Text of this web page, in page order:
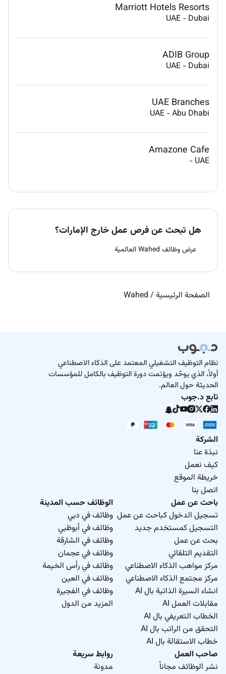
Marriott Hotels Resorts
UAE - Dubai
ADIB Group
UAE - Dubai
UAE Branches
UAE -Abu Dhabi
Amazone Cafe
UAE
-
هل تبحث عن فرص عمل خارج الإمارات؟
عرض وظائف Wahed العالمية
الصفحة الرئيسية /
Wahed
نظام التوظيف التشغيلي المعتمد على الذكاء الاصطناعي
أولاً، الذي يوحّد ويؤتمت دورة التوظيف بالكامل للمؤسسات
الحديثة حول العالم.
تابع د.جوب
الشركة
نبذة عنا
كيف نعمل
خريطة الموقع
اتصل بنا
باحث عن عمل
تسجيل الدخول كباحث عن عمل
التسجيل كمستخدم جديد
بحث عن عمل
التقديم التلقائي
مركز مواهب الذكاء الاصطناعي
مركز مجتمع الذكاء الاصطناعي
انشاء السيرة الذاتية بال AI
مقابلات العمل AI
الخطاب التعريفي بال AI
التحقق من الراتب بال AI
خطاب الاستقالة بال AI
الوظائف حسب المدينة
وظائف في دبي
وظائف في أبوظبي
وظائف في الشارقة
وظائف في عجمان
وظائف في رأس الخيمة
وظائف في العين
وظائف في الفجيرة
المزيد من الدول
صاحب العمل
نشر الوظائف مجاناً
روابط سريعة
مدونة